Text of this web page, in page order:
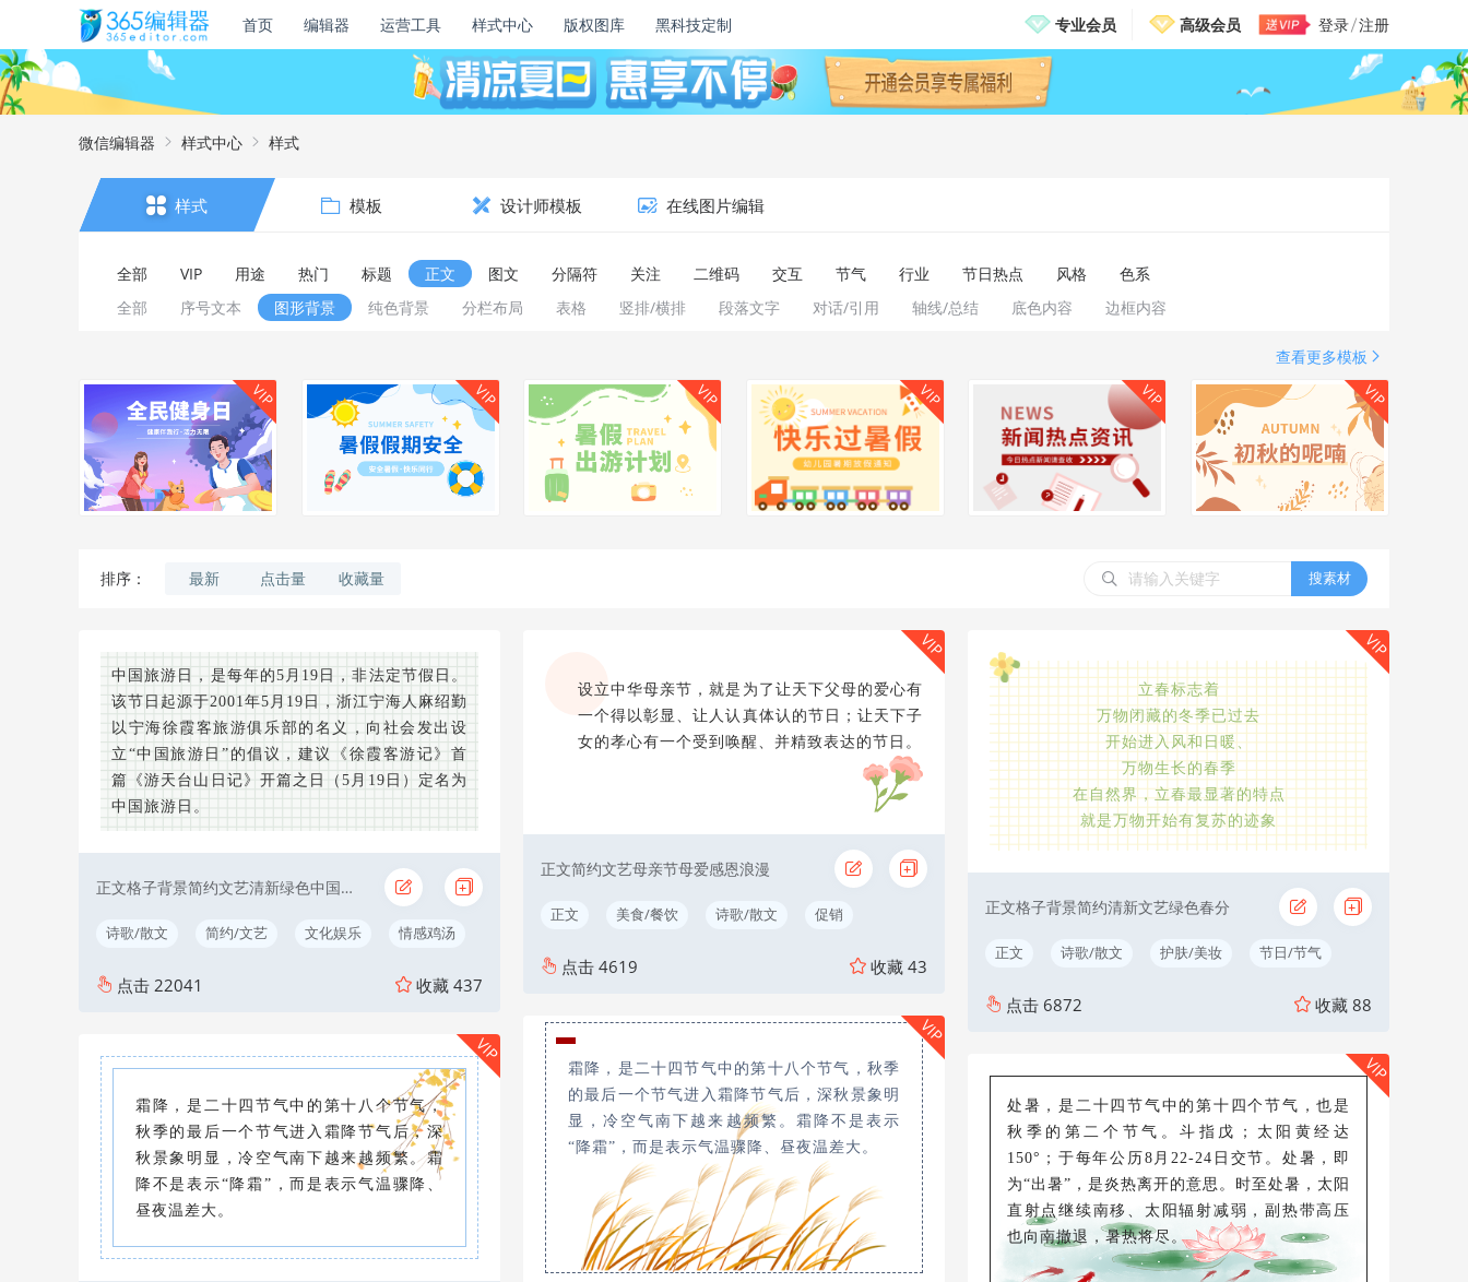
首页 编辑器 运营工具 样式中心 版权图库 黑科技定制 专业会员 高级会员 登录 注册
邀请有礼，免费送VIP
微信编辑器 样式中心 样式
样式 模板 设计师模板 在线图片编辑
全部 VIP 用途 热门 标题
正文
全部
序号文本 图形背景 纯色背景 分栏布局 表格 竖排/横排 段落文字 对话/引用 轴线/总结 底色内容 边框内容
图文 分隔符 关注 二维码 交互 节气 行业 节日热点 风格 色系
查看更多模板
VIP VIP VIP VIP VIP VIP
排序： 最新 点击量 收藏量 搜素材
中国旅游日，是每年的5月19日，非法定节假日。
该节日起源于2001年5月19日，浙江宁海人麻绍勤
以宁海徐霞客旅游俱乐部的名义，向社会发出设
立“中国旅游日”的倡议，建议《徐霞客游记》首
篇《游天台山日记》开篇之日（5月19日）定名为
中国旅游日。
正文格子背景简约文艺清新绿色中国旅游日
诗歌/散文 简约/文艺 文化娱乐 情感鸡汤
点击 22041 收藏 437
霜降，是二十四节气中的第十八个节气，
秋季的最后一个节气进入霜降节气后，深
秋景象明显，冷空气南下越来越频繁。霜
降不是表示“降霜”，而是表示气温骤降、
昼夜温差大。
VIP
设立中华母亲节，就是为了让天下父母的爱心有
一个得以彰显、让人认真体认的节日；让天下子
女的孝心有一个受到唤醒、并精致表达的节日。
正文简约文艺母亲节母爱感恩浪漫
正文 美食/餐饮 诗歌/散文 促销
点击 4619 收藏 43
VIP
霜降，是二十四节气中的第十八个节气，秋季
的最后一个节气进入霜降节气后，深秋景象明
显，冷空气南下越来越频繁。霜降不是表示
“降霜”，而是表示气温骤降、昼夜温差大。
VIP
立春标志着
万物闭藏的冬季已过去
开始进入风和日暖、
万物生长的春季
在自然界，立春最显著的特点
就是万物开始有复苏的迹象
正文格子背景简约清新文艺绿色春分
正文 诗歌/散文 护肤/美妆 节日/节气
点击 6872 收藏 88
VIP
处暑，是二十四节气中的第十四个节气，也是
秋季的第二个节气。斗指戊；太阳黄经达
150°；于每年公历8月22-24日交节。处暑，即
为“出暑”，是炎热离开的意思。时至处暑，太阳
直射点继续南移、太阳辐射减弱，副热带高压
也向南撤退，暑热将尽。
VIP